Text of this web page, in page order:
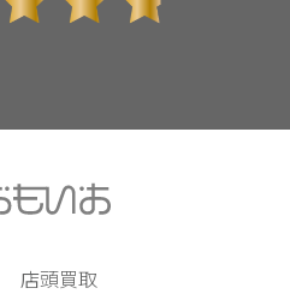
店頭買取